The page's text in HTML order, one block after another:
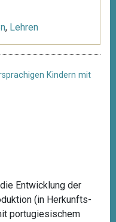
, Lehren
Kindern mit
Entwicklung der
(in Herkunfts-
portugiesischem